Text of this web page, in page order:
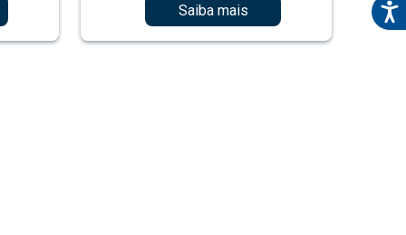
Saiba mais